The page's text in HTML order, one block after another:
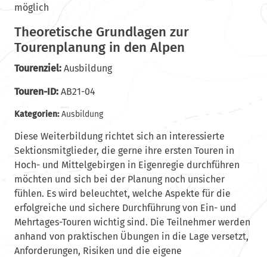
möglich
Theoretische Grundlagen zur
Tourenplanung in den Alpen
Tourenziel:Ausbildung
Touren-ID:AB21-04
Kategorien:Ausbildung
Diese Weiterbildung richtet sich an interessierte
Sektionsmitglieder, die gerne ihre ersten Touren in
Hoch- und Mittelgebirgen in Eigenregie durchführen
möchten und sich bei der Planung noch unsicher
fühlen. Es wird beleuchtet, welche Aspekte für die
erfolgreiche und sichere Durchführung von Ein- und
Mehrtages-Touren wichtig sind. Die Teilnehmer werden
anhand von praktischen Übungen in die Lage versetzt,
Anforderungen, Risiken und die eigene